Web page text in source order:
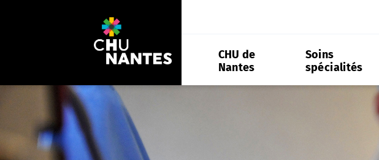
CHU de
Nantes
Soins
spécialités